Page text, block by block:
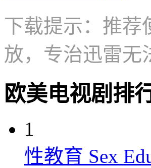
下载提示：推荐
放，专治迅雷无
欧美电视剧排
1
性教育 Sex